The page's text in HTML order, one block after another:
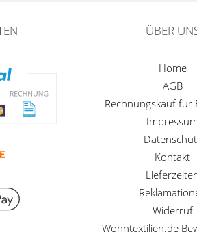
ÜBER
Home
AGB
Rechnungskauf für
Kontakt
Widerruf
Wohntextilien.de